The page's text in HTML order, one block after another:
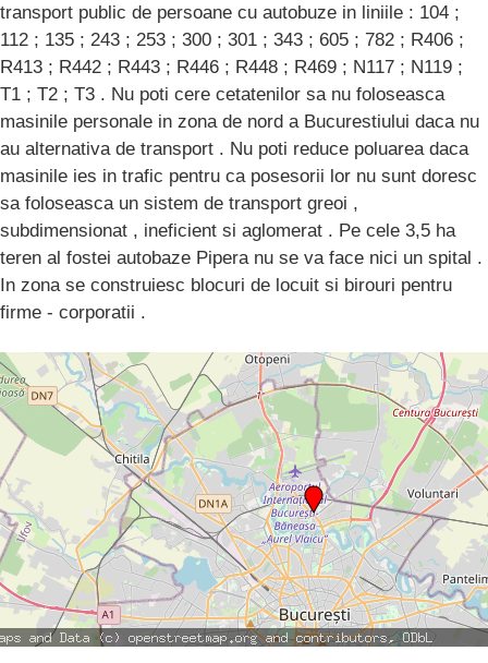
transport public de persoane cu autobuze in liniile : 104 ;
112 ; 135 ; 243 ; 253 ; 300 ; 301 ; 343 ; 605 ; 782 ; R406 ;
R413 ; R442 ; R443 ; R446 ; R448 ; R469 ; N117 ; N119 ;
T1 ; T2 ; T3 . Nu poti cere cetatenilor sa nu foloseasca
masinile personale in zona de nord a Bucurestiului daca nu
au alternativa de transport . Nu poti reduce poluarea daca
masinile ies in trafic pentru ca posesorii lor nu sunt doresc
sa foloseasca un sistem de transport greoi ,
subdimensionat , ineficient si aglomerat . Pe cele 3,5 ha
teren al fostei autobaze Pipera nu se va face nici un spital .
In zona se construiesc blocuri de locuit si birouri pentru
firme - corporatii .